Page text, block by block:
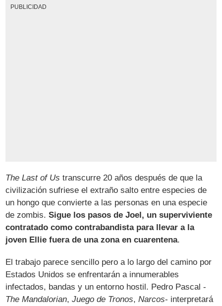
PUBLICIDAD
The Last of Us transcurre 20 años después de que la
civilización sufriese el extraño salto entre especies de
un hongo que convierte a las personas en una especie
de zombis.Sigue los pasos de Joel, un superviviente
contratado como contrabandista para llevar a la
joven Ellie fuera de una zona en cuarentena.
El trabajo parece sencillo pero a lo largo del camino por
Estados Unidos se enfrentarán a innumerables
infectados, bandas y un entorno hostil. Pedro Pascal -
The Mandalorian,Juego de Tronos,Narcos- interpretará